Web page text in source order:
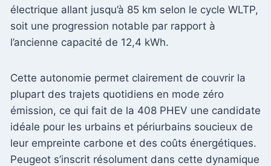
électrique allant jusqu’à 85 km selon le cycle WLTP,
soit une progression notable par rapport à
l’ancienne capacité de 12,4 kWh.
Cette autonomie permet clairement de couvrir la
plupart des trajets quotidiens en mode zéro
émission, ce qui fait de la 408 PHEV une candidate
idéale pour les urbains et périurbains soucieux de
leur empreinte carbone et des coûts énergétiques.
Peugeot s’inscrit résolument dans cette dynamique